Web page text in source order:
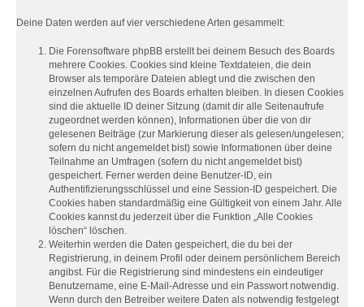
Deine Daten werden auf vier verschiedene Arten gesammelt:
Die Forensoftware phpBB erstellt bei deinem Besuch des Boards
mehrere Cookies. Cookies sind kleine Textdateien, die dein
Browser als temporäre Dateien ablegt und die zwischen den
einzelnen Aufrufen des Boards erhalten bleiben. In diesen Cookies
sind die aktuelle ID deiner Sitzung (damit dir alle Seitenaufrufe
zugeordnet werden können), Informationen über die von dir
gelesenen Beiträge (zur Markierung dieser als gelesen/ungelesen;
sofern du nicht angemeldet bist) sowie Informationen über deine
Teilnahme an Umfragen (sofern du nicht angemeldet bist)
gespeichert. Ferner werden deine Benutzer-ID, ein
Authentifizierungsschlüssel und eine Session-ID gespeichert. Die
Cookies haben standardmäßig eine Gültigkeit von einem Jahr. Alle
Cookies kannst du jederzeit über die Funktion „Alle Cookies
löschen“ löschen.
Weiterhin werden die Daten gespeichert, die du bei der
Registrierung, in deinem Profil oder deinem persönlichem Bereich
angibst. Für die Registrierung sind mindestens ein eindeutiger
Benutzername, eine E-Mail-Adresse und ein Passwort notwendig.
Wenn durch den Betreiber weitere Daten als notwendig festgelegt